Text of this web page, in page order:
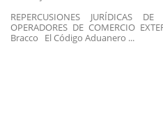
REPERCUSIONES JURÍDICAS
OPERADORES DE COMERCIO
Bracco El Código Aduanero ...